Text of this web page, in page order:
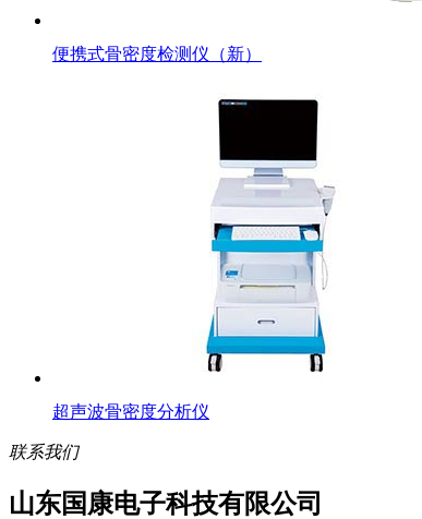
便携式骨密度检测仪（新）
超声波骨密度分析仪
联系我们
山东国康电子科技有限公司